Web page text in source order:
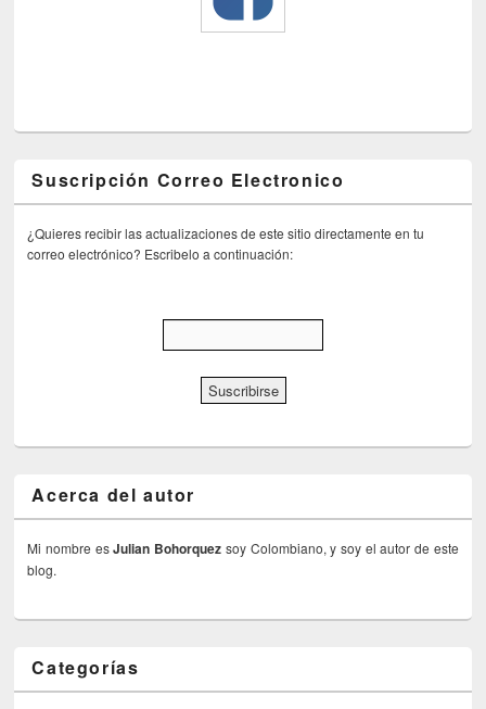
Suscripción Correo Electronico
¿Quieres recibir las actualizaciones de este sitio directamente en tu
correo electrónico? Escribelo a continuación:
Acerca del autor
Mi nombre esJulian Bohorquez soy Colombiano, y soy el autor de este
blog.
Categorías